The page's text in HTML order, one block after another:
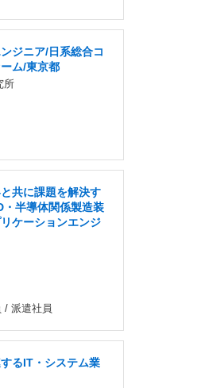
ジニア/日系総合コ
ム/東京都
所
共に課題を解決す
・半導体関係製造装
ケーションエンジ
/ 派遣社員
るIT・システム業